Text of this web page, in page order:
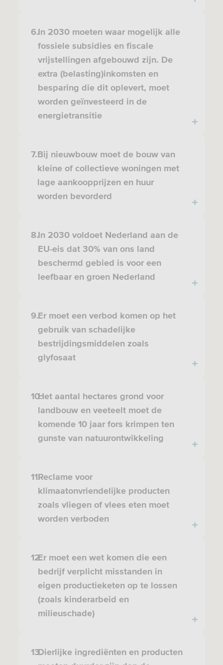
6.In 2030 moeten waar mogelijk alle
fossiele subsidies en fiscale
vrijstellingen afgebouwd zijn. De
extra (belasting)inkomsten en
besparing die dit oplevert, moet
worden geïnvesteerd in de
energietransitie
7.Bij nieuwbouw moet de bouw van
kleine of collectieve woningen met
lage aankoopprijzen en huur
worden bevorderd
8.In 2030 voldoet Nederland aan de
EU-eis dat 30% van ons land
beschermd gebied is voor een
leefbaar en groen Nederland
9.Er moet een verbod komen op het
gebruik van schadelijke
bestrijdingsmiddelen zoals
glyfosaat
10.Het aantal hectares grond voor
landbouw en veeteelt moet de
komende 10 jaar fors krimpen ten
gunste van natuurontwikkeling
11.Reclame voor
klimaatonvriendelijke producten
zoals vliegen of vlees eten moet
worden verboden
12.Er moet een wet komen die een
bedrijf verplicht misstanden in
eigen productieketen op te lossen
(zoals kinderarbeid en
milieuschade)
13.Dierlijke ingrediënten en producten